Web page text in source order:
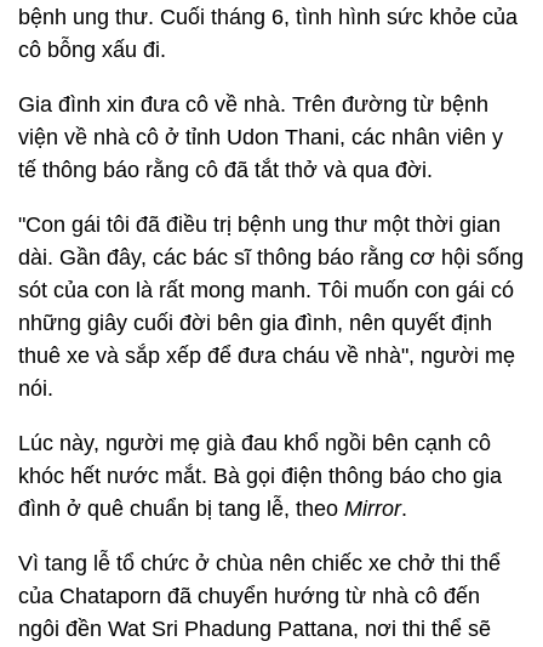
bệnh ung thư. Cuối tháng 6, tình hình sức khỏe của
cô bỗng xấu đi.
Gia đình xin đưa cô về nhà. Trên đường từ bệnh
viện về nhà cô ở tỉnh Udon Thani, các nhân viên y
tế thông báo rằng cô đã tắt thở và qua đời.
"Con gái tôi đã điều trị bệnh ung thư một thời gian
dài. Gần đây, các bác sĩ thông báo rằng cơ hội sống
sót của con là rất mong manh. Tôi muốn con gái có
những giây cuối đời bên gia đình, nên quyết định
thuê xe và sắp xếp để đưa cháu về nhà", người mẹ
nói.
Lúc này, người mẹ già đau khổ ngồi bên cạnh cô
khóc hết nước mắt. Bà gọi điện thông báo cho gia
đình ở quê chuẩn bị tang lễ, theo Mirror.
Vì tang lễ tổ chức ở chùa nên chiếc xe chở thi thể
của Chataporn đã chuyển hướng từ nhà cô đến
ngôi đền Wat Sri Phadung Pattana, nơi thi thể sẽ